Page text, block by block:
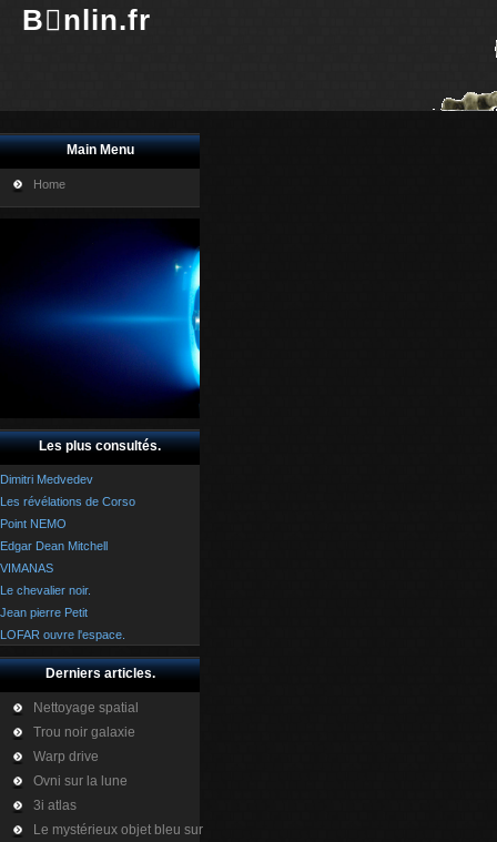
Bnlin.fr
Main Menu
Home
Les plus consultés.
Dimitri Medvedev
Les révélations de Corso
Point NEMO
Edgar Dean Mitchell
VIMANAS
Le chevalier noir.
Jean pierre Petit
LOFAR ouvre l'espace.
Derniers articles.
Nettoyage spatial
Trou noir galaxie
Warp drive
Ovni sur la lune
3i atlas
Le mystérieux objet bleu sur